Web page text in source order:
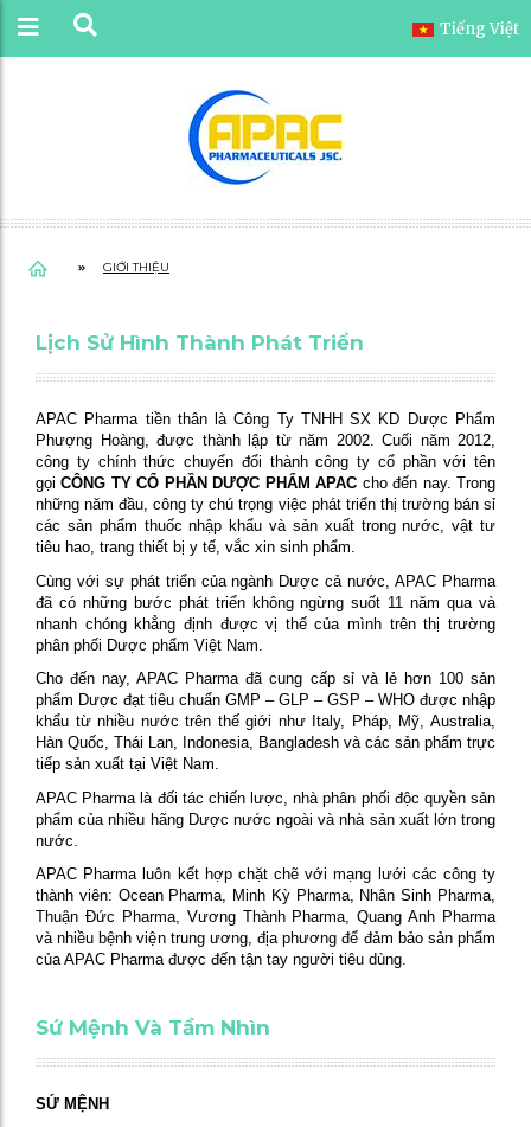
Tiếng Việt
GIỚI THIỆU
Lịch Sử Hình Thành Phát Triển
APAC Pharma tiền thân là Công Ty TNHH SX KD Dược Phẩm
Phượng Hoàng, được thành lập từ năm 2002. Cuối năm 2012,
công ty chính thức chuyển đổi thành công ty cổ phần với tên
gọiCÔNG TY CỔ PHẦN DƯỢC PHẨM APAC cho đến nay. Trong
những năm đầu, công ty chú trọng việc phát triển thị trường bán sỉ
các sản phẩm thuốc nhập khẩu và sản xuất trong nước, vật tư
tiêu hao, trang thiết bị y tế, vắc xin sinh phẩm.
Cùng với sự phát triển của ngành Dược cả nước, APAC Pharma
đã có những bước phát triển không ngừng suốt 11 năm qua và
nhanh chóng khẳng định được vị thế của mình trên thị trường
phân phối Dược phẩm Việt Nam.
Cho đến nay, APAC Pharma đã cung cấp sỉ và lẻ hơn 100 sản
phẩm Dược đạt tiêu chuẩn GMP – GLP – GSP – WHO được nhập
khẩu từ nhiều nước trên thế giới như Italy, Pháp, Mỹ, Australia,
Hàn Quốc, Thái Lan, Indonesia, Bangladesh và các sản phẩm trực
tiếp sản xuất tại Việt Nam.
APAC Pharma là đối tác chiến lược, nhà phân phối độc quyền sản
phẩm của nhiều hãng Dược nước ngoài và nhà sản xuất lớn trong
nước.
APAC Pharma luôn kết hợp chặt chẽ với mạng lưới các công ty
thành viên: Ocean Pharma, Minh Kỳ Pharma, Nhân Sinh Pharma,
Thuận Đức Pharma, Vương Thành Pharma, Quang Anh Pharma
và nhiều bệnh viện trung ương, địa phương để đảm bảo sản phẩm
của APAC Pharma được đến tận tay người tiêu dùng.
Sứ Mệnh Và Tầm Nhìn
SỨ MỆNH